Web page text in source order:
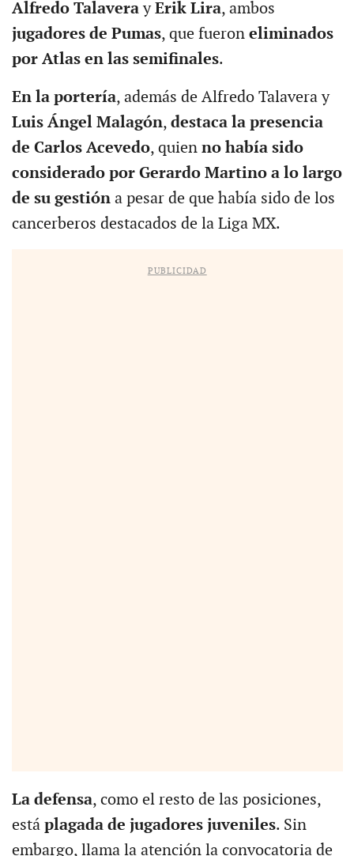
Alfredo TalaverayErik Lira, ambos
jugadores de Pumas, que fueron eliminados
por Atlas en las semifinales.
En la portería, además de Alfredo Talavera y
Luis Ángel Malagón, destaca la presencia
de Carlos Acevedo, quien no había sido
considerado por Gerardo Martino a lo largo
de su gestión a pesar de que había sido de los
cancerberos destacados de la Liga MX.
PUBLICIDAD
La defensa, como el resto de las posiciones,
está plagada de jugadores juveniles. Sin
embargo, llama la atención la convocatoria de